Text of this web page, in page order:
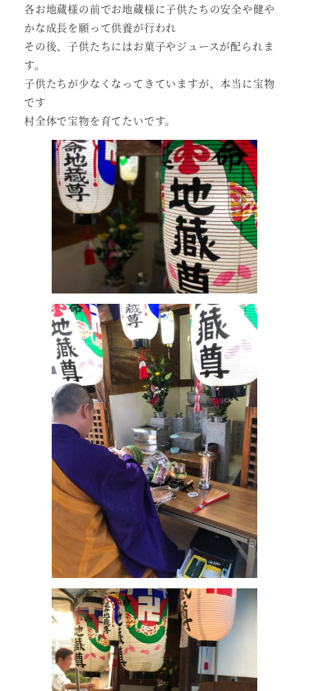
各お地蔵様の前でお地蔵様に子供たちの安全や健や
かな成長を願って供養が行われ
その後、子供たちにはお菓子やジュースが配られま
す。
子供たちが少なくなってきていますが、本当に宝物
です
村全体で宝物を育てたいです。